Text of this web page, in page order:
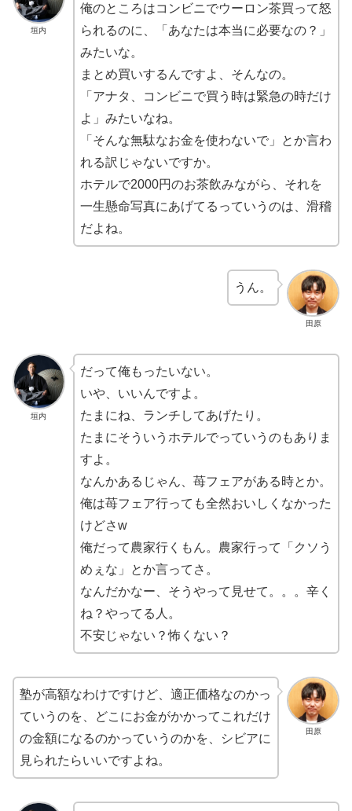
垣内
俺のところはコンビニでウーロン茶買って怒
られるのに、「あなたは本当に必要なの？」
みたいな。
まとめ買いするんですよ、そんなの。
「アナタ、コンビニで買う時は緊急の時だけ
よ」みたいなね。
「そんな無駄なお金を使わないで」とか言わ
れる訳じゃないですか。
ホテルで2000円のお茶飲みながら、それを
一生懸命写真にあげてるっていうのは、滑稽
だよね。
田原
うん。
垣内
だって俺もったいない。
いや、いいんですよ。
たまにね、ランチしてあげたり。
たまにそういうホテルでっていうのもありま
すよ。
なんかあるじゃん、苺フェアがある時とか。
俺は苺フェア行っても全然おいしくなかった
けどさw
俺だって農家行くもん。農家行って「クソう
めぇな」とか言ってさ。
なんだかなー、そうやって見せて。。。辛く
ね？やってる人。
不安じゃない？怖くない？
田原
塾が高額なわけですけど、適正価格なのかっ
ていうのを、どこにお金がかかってこれだけ
の金額になるのかっていうのかを、シビアに
見られたらいいですよね。